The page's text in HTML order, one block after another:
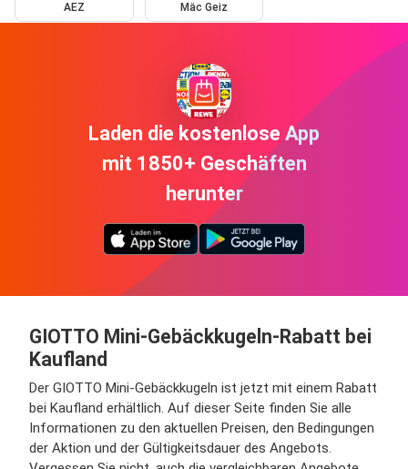
AEZ Mäc Geiz
Laden die kostenlose App
mit 1850+ Geschäften
herunter
GIOTTO Mini-Gebäckkugeln-Rabatt bei
Kaufland
Der GIOTTO Mini-Gebäckkugeln ist jetzt mit einem Rabatt
bei Kaufland erhältlich. Auf dieser Seite finden Sie alle
Informationen zu den aktuellen Preisen, den Bedingungen
der Aktion und der Gültigkeitsdauer des Angebots.